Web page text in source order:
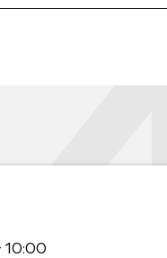
10:00